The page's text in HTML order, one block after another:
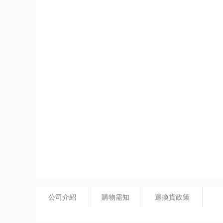
公司介紹 購物需知 退換貨政策